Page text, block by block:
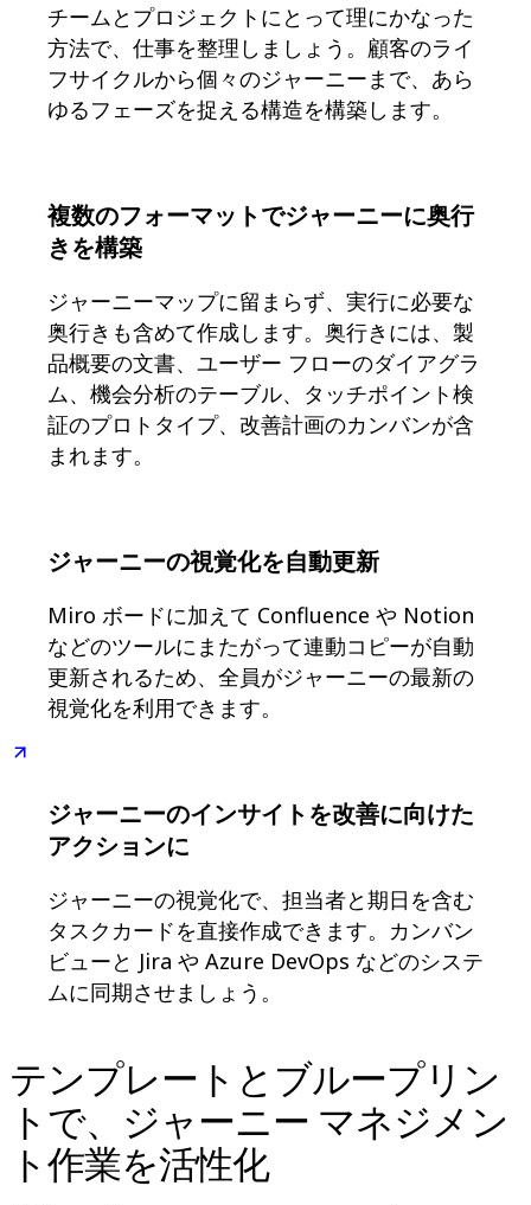
チームとプロジェクトにとって理にかなった
方法で、仕事を整理しましょう。顧客のライ
フサイクルから個々のジャーニーまで、あら
ゆるフェーズを捉える構造を構築します。
複数のフォーマットでジャーニーに奥行
きを構築
ジャーニーマップに留まらず、実行に必要な
奥行きも含めて作成します。奥行きには、製
品概要の文書、ユーザー フローのダイアグラ
ム、機会分析のテーブル、タッチポイント検
証のプロトタイプ、改善計画のカンバンが含
まれます。
ジャーニーの視覚化を自動更新
Miro ボードに加えて Confluence や Notion
などのツールにまたがって連動コピーが自動
更新されるため、全員がジャーニーの最新の
視覚化を利用できます。
ジャーニーのインサイトを改善に向けた
アクションに
ジャーニーの視覚化で、担当者と期日を含む
タスクカードを直接作成できます。カンバン
ビューと Jira や Azure DevOps などのシステ
ムに同期させましょう。
テンプレートとブループリン
トで、ジャーニー マネジメン
ト作業を活性化